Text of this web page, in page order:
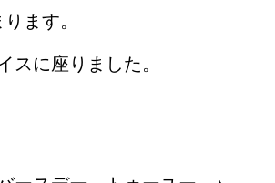
ます。
スに座りました。